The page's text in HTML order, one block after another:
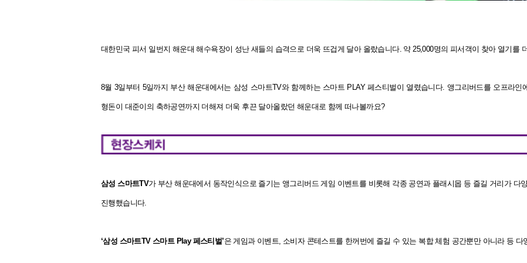
대한민국 피서 일번지 해운대 해수욕장이 성난 새들의 습격으로 더욱 뜨겁게 달아 올랐습니다. 약 25,000명의 피서객이 찾아 열기를
8월 3일부터 5일까지 부산 해운대에서는 삼성 스마트TV와 함께하는 스마트 PLAY 페스티벌이 열렸습니다. 앵그리버드를 오프라
형돈이 대준이의 축하공연까지 더해져 더욱 후끈 달아올랐던 해운대로 함께 떠나볼까요?
삼성 스마트TV가 부산 해운대에서 동작인식으로 즐기는 앵그리버드 게임 이벤트를 비롯해 각종 공연과 플래시몹 등 즐길 거리가 다
진행했습니다.
‘삼성 스마트TV 스마트 Play 페스티벌’은 게임과 이벤트, 소비자 콘테스트를 한꺼번에 즐길 수 있는 복합 체험 공간뿐만 아니라 등 다